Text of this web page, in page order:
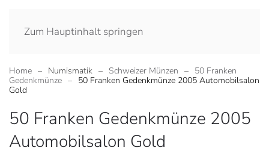
Zum Hauptinhalt springen
Home Numismatik Schweizer Münzen
50 Franken
Gedenkmünze
50 Franken Gedenkmünze 2005 Automobilsalon
Gold
50 Franken Gedenkmünze 2005
Automobilsalon Gold